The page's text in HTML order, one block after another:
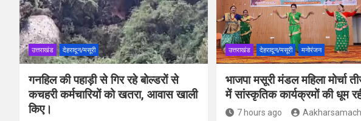
उत्तराखंड देहरादून/मसूरी
गनहिल की पहाड़ी से गिर रहे बोल्डरों से
कचहरी कर्मचारियों को खतरा, आवास खाली
किए।
उत्तराखंड देहरादून/मसूरी मनोरंजन
भाजपा मसूरी मंडल महिला मोर्चा
में सांस्कृतिक कार्यक्रमों की धूम
7 hours ago